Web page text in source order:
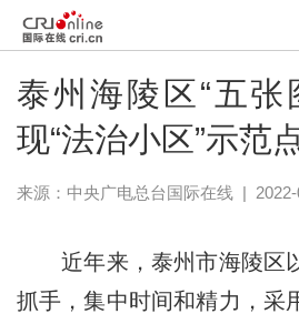
泰州海陵区“五张
现“法治小区”示范
来源：中央广电总台国际在线|
近年来，泰州市海陵区以
抓手，集中时间和精力，采